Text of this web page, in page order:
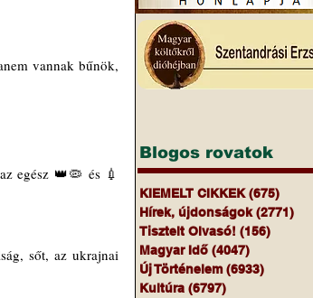
vannak bűnök,
egész 👑🦠 és 💉
sőt, az ukrajnai
Blogos rovatok
KIEMELT CIKKEK (675)
Hírek, újdonságok (2771)
Tisztelt Olvasó! (156)
Magyar Idő (4047)
Új Történelem (6933)
Kultúra (6797)